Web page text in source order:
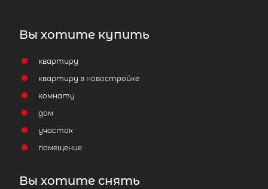
Вы хотите купить
квартиру
квартиру в новостройке
комнату
дом
участок
помещение
Вы хотите снять